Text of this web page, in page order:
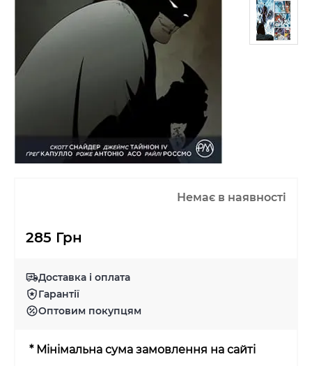
Немає в наявності
285 Грн
Доставка і оплата
Гарантії
Оптовим покупцям
* Мінімальна сума замовлення на сайті